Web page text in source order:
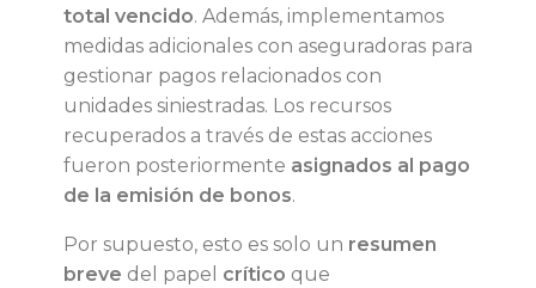
total vencido. Además, implementamos
medidas adicionales con aseguradoras para
gestionar pagos relacionados con
unidades siniestradas. Los recursos
recuperados a través de estas acciones
fueron posteriormente asignados al pago
de la emisión de bonos.
Por supuesto, esto es solo un resumen
breve del papel crítico que